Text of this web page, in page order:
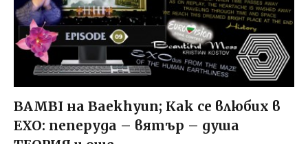
BAMBI на Baekhyun; Как се влюбих в
EXO: пеперуда – вятър – душа